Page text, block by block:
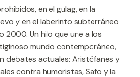
en el gulag, en la
y en el laberinto subterráneo
2000. Un hilo que une a los
mundo contemporáneo,
debates actuales: Aristófanes y
contra humoristas, Safo y la